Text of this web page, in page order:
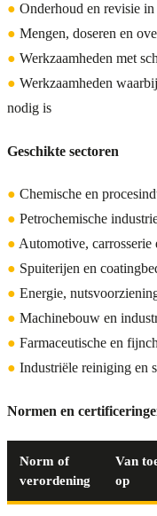
● Onderhoud en revisie
● Mengen, doseren en
● Werkzaamheden met
● Werkzaamheden
nodig is
Geschikte sectoren
● Chemische en
● Petrochemische
● Automotive, carrosserie
● Spuiterijen en
● Energie,
● Machinebouw en
● Farmaceutische en
● Industriële reiniging en
Normen en
Norm of
verordening
Van
op